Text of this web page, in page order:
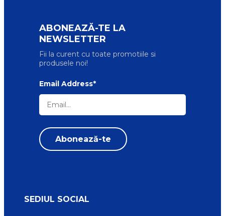
ABONEAZĂ-TE LA
NEWSLETTER
Fii la curent cu toate promotiile si
produsele noi!
Email Address*
SEDIUL SOCIAL